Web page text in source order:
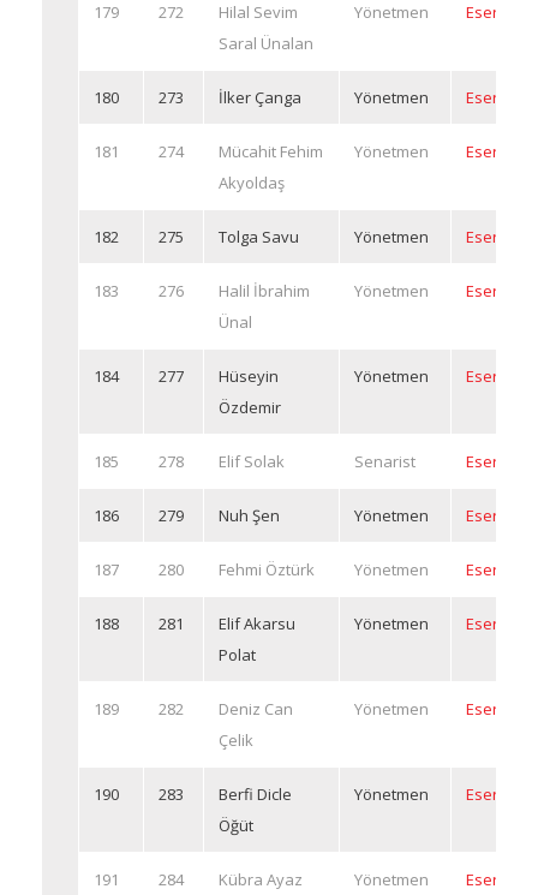
179 272
Hilal Sevim
Saral Ünalan
Yönetmen Eserleri
180 273 İlker Çanga Yönetmen Eserleri
181 274
Mücahit Fehim
Akyoldaş
Yönetmen Eserleri
182 275 Tolga Savu Yönetmen Eserleri
183 276
Halil İbrahim
Ünal
Yönetmen Eserleri
184 277
Hüseyin
Özdemir
Yönetmen Eserleri
185 278 Elif Solak Senarist Eserleri
186 279 Nuh Şen Yönetmen Eserleri
187 280 Fehmi Öztürk Yönetmen Eserleri
188 281
Elif Akarsu
Polat
Yönetmen Eserleri
189 282
Deniz Can
Çelik
Yönetmen Eserleri
190 283
Berfi Dicle
Öğüt
Yönetmen Eserleri
191 284 Kübra Ayaz Yönetmen Eserleri